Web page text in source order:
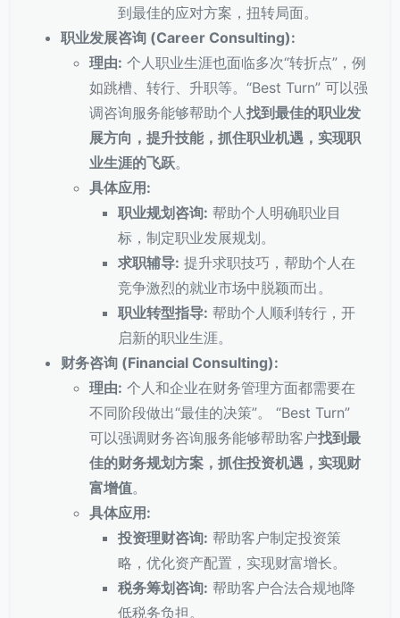
到最佳的应对方案，扭转局面。
职业发展咨询 (Career Consulting):
理由: 个人职业生涯也面临多次“转折点”，例
如跳槽、转行、升职等。“Best Turn” 可以强
调咨询服务能够帮助个人找到最佳的职业发
展方向，提升技能，抓住职业机遇，实现职
业生涯的飞跃。
具体应用:
职业规划咨询: 帮助个人明确职业目
标，制定职业发展规划。
求职辅导: 提升求职技巧，帮助个人在
竞争激烈的就业市场中脱颖而出。
职业转型指导: 帮助个人顺利转行，开
启新的职业生涯。
财务咨询 (Financial Consulting):
理由: 个人和企业在财务管理方面都需要在
不同阶段做出“最佳的决策”。 “Best Turn”
可以强调财务咨询服务能够帮助客户找到最
佳的财务规划方案，抓住投资机遇，实现财
富增值。
具体应用:
投资理财咨询: 帮助客户制定投资策
略，优化资产配置，实现财富增长。
税务筹划咨询: 帮助客户合法合规地降
低税务负担。